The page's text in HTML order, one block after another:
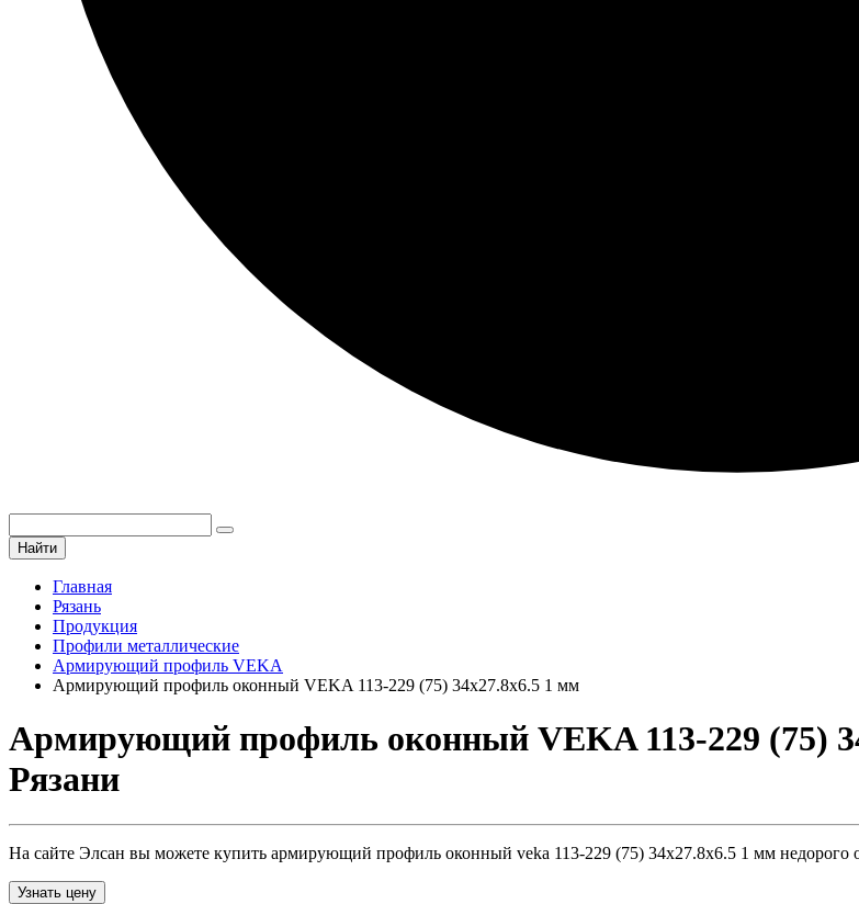
Найти
Главная
Рязань
Продукция
Профили металлические
Армирующий профиль VEKA
Армирующий профиль оконный VEKA 113-229 (75) 34х27.8х6.5 1 мм
Армирующий профиль оконный VEKA 113-229 (75)
Рязани
На сайте Элсан вы можете купить армирующий профиль оконный veka 113-229 (75) 34х27.8х6.5 1 мм недорого
Узнать цену